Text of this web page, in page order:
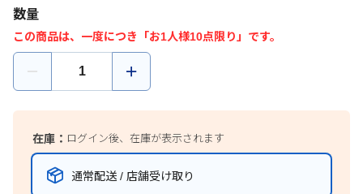
数量
この商品は、一度につき「お1人様10点限り」です。
在庫： ログイン後、在庫が表示されます
通常配送 / 店舗受け取り